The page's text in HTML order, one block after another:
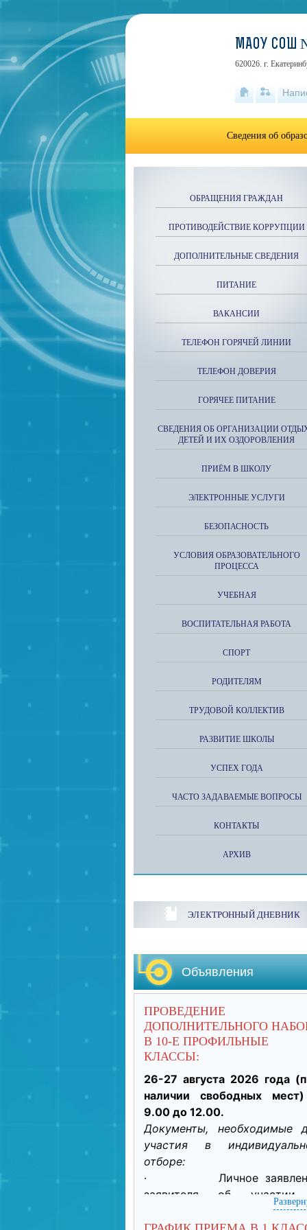
ОБРАЩЕНИЯ ГРАЖДАН
ПРОТИВОДЕЙСТВИЕ КОРРУПЦИИ
ДОПОЛНИТЕЛЬНЫЕ СВЕДЕНИЯ
ПИТАНИЕ
ВАКАНСИИ
ТЕЛЕФОН ГОРЯЧЕЙ ЛИНИИ
ТЕЛЕФОН ДОВЕРИЯ
ГОРЯЧЕЕ ПИТАНИЕ
СВЕДЕНИЯ ОБ ОРГАНИЗАЦИИ
ДЕТЕЙ И ИХ ОЗДОРОВЛЕНИЯ
ПРИЁМ В ШКОЛУ
ЭЛЕКТРОННЫЕ УСЛУГИ
БЕЗОПАСНОСТЬ
УСЛОВИЯ ОБРАЗОВАТЕЛЬНОГО
ПРОЦЕССА
УЧЕБНАЯ
ВОСПИТАТЕЛЬНАЯ РАБОТА
СПОРТ
РОДИТЕЛЯМ
ТРУДОВОЙ КОЛЛЕКТИВ
РАЗВИТИЕ ШКОЛЫ
УСПЕХ ГОДА
ЧАСТО ЗАДАВАЕМЫЕ ВОПРОСЫ
КОНТАКТЫ
АРХИВ
ЭЛЕКТРОННЫЙ ДНЕВНИК
Объявления
ПРОВЕДЕНИЕ
ДОПОЛНИТЕЛЬНОГО
В 10-Е ПРОФИЛЬНЫЕ
КЛАССЫ:
26-27 августа 2026 года
наличии свободных
9.00 до 12.00.
Документы, необходимые
участия в
отборе:
·           Личное
заявителя об
индивидуальном отборе
приеме обучающегося
МАОУ СОШ
620026. г.
Сведения об